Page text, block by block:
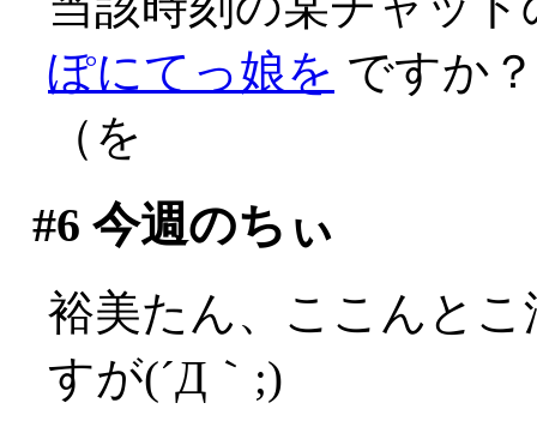
ぽにてっ娘を ですか
（を
#6 今週のちぃ
裕美たん、ここんと
すが(´Д｀;)